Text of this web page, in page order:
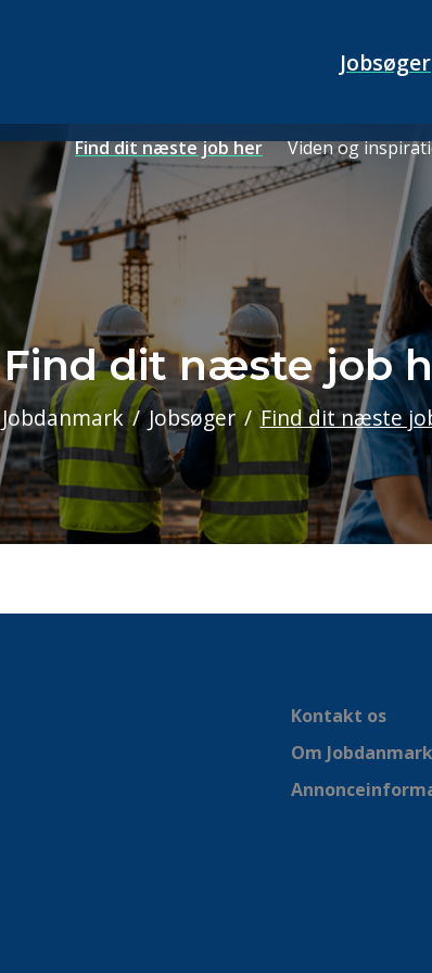
Jobsøger
Find dit næste job her Viden og
Find dit næste job
Jobdanmark Jobsøger Find dit næste
Kontakt os
Om Jobdanmark